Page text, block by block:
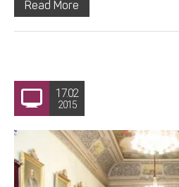
Read More
17.02
2015